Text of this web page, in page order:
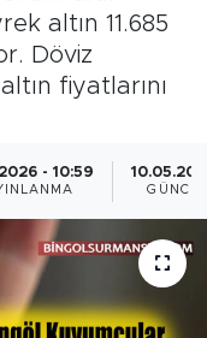
altın 11.685
Döviz
fiyatlarını
- 10:59